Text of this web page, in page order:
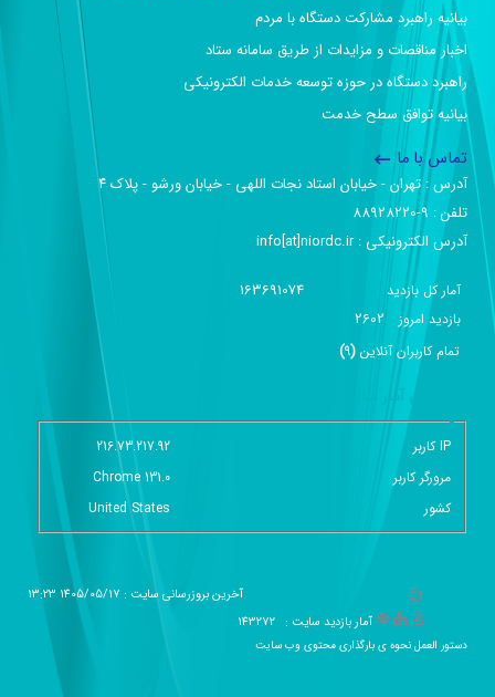
بیانیه راهبرد مشارکت دستگاه با مردم
اخبار مناقصات و مزایدات از طریق سامانه ستاد
راهبرد دستگاه در حوزه توسعه خدمات الکترونیکی
بیانیه توافق سطح خدمت
تماس با ما
آدرس :‌ تهران - خیابان استاد نجات اللهی - خیابان ورشو - پلاک ۴
تلفن :‌ 9-88928220
آدرس الکترونیکی :‌ info[at]niordc.ir
آمار کل بازدید 163691074
بازديد امروز 2602
تمام کاربران آنلاين (
9
)
IP کاربر
216.73.217.92
مرورگر کاربر
Chrome 131.0
کشور
United States
آخرین بروزرسانی سایت : 1405/05/17 13:23
آمار بازدید سایت : 143272
دستور العمل نحوه ی بارگذاری محتوی وب سایت